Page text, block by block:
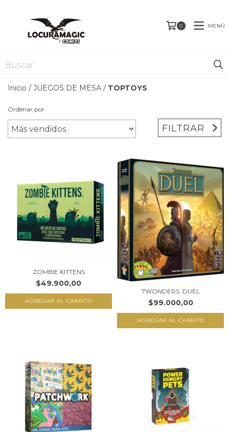
0 MENÚ
Inicio / JUEGOS DE MESA / TOPTOYS
Ordenar por
FILTRAR
ZOMBIE KITTENS
$49.900,00
7WONDERS: DUEL
$99.000,00